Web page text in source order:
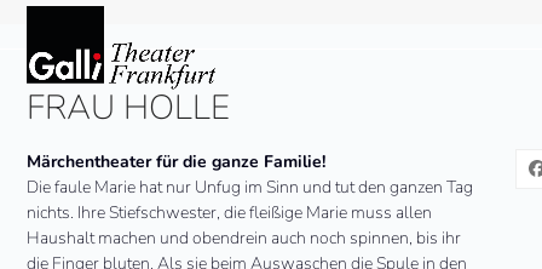
mobile
menu
mobile
menu
FRAU HOLLE
Märchentheater für die ganze Familie!
Die faule Marie hat nur Unfug im Sinn und tut den ganzen Tag
nichts. Ihre Stiefschwester, die fleißige Marie muss allen
Haushalt machen und obendrein auch noch spinnen, bis ihr
die Finger bluten. Als sie beim Auswaschen die Spule in den